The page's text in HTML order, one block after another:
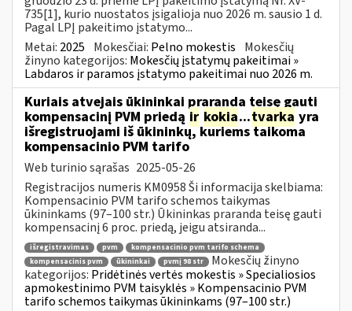
735[1], kurio nuostatos įsigalioja nuo 2026 m. sausio 1 d.
Pagal LPĮ pakeitimo įstatymo...
Metai: 2025 Mokesčiai: Pelno mokestis Mokesčių
žinyno kategorijos: Mokesčių įstatymų pakeitimai »
Labdaros ir paramos įstatymo pakeitimai nuo 2026 m.
Kuriais atvejais ūkininkai praranda teisę gauti
kompensacinį PVM priedą ir kokia...tvarka yra
išregistruojami iš ūkininkų, kuriems taikoma
kompensacinio PVM tarifo
Web turinio sąrašas 2025-05-26
Registracijos numeris KM0958 Ši informacija skelbiama:
Kompensacinio PVM tarifo schemos taikymas
ūkininkams (97–100 str.) Ūkininkas praranda teisę gauti
kompensacinį 6 proc. priedą, jeigu atsiranda...
išregistravimas pvm
kompensacinio pvm tarifo schema
kompensacinis pvm
ūkininkai pvmį 98 str
Mokesčių žinyno
kategorijos: Pridėtinės vertės mokestis » Specialiosios
apmokestinimo PVM taisyklės » Kompensacinio PVM
tarifo schemos taikymas ūkininkams (97–100 str.)